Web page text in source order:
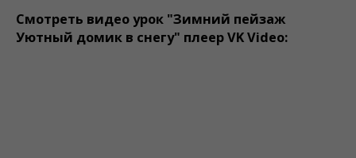
Смотреть видео урок "Зимний пейзаж
Уютный домик в снегу" плеер VK Video: